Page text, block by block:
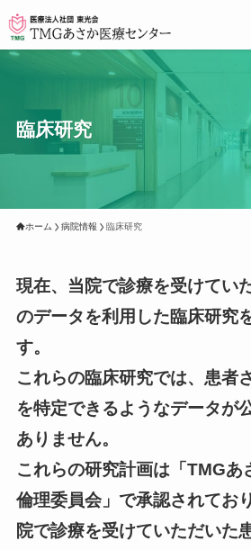
臨床研究
ホーム 病院情報 臨床研究
現在、当院で診療を受けてい
のデータを利用した臨床研究
す。
これらの臨床研究では、患者
を特定できるようなデータが
ありません。
これらの研究計画は「TMGあ
倫理委員会」で承認されてお
院で診療を受けていただいた